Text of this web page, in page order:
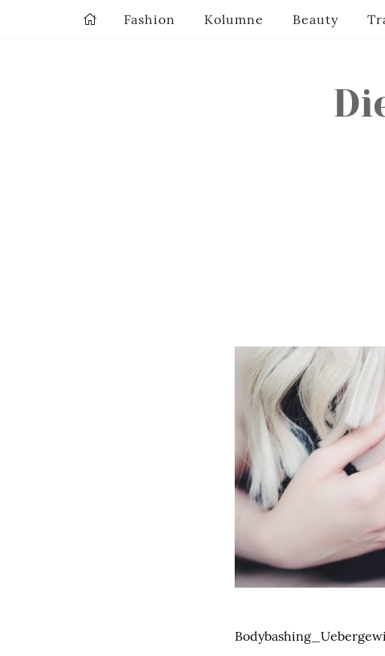
Fashion Kolumne Beauty